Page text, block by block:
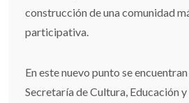
construcción de una comunidad
participativa.
En este nuevo punto se
Secretaría de Cultura, Educación